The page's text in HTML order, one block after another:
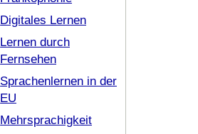
Digitales Lernen
Lernen durch
Fernsehen
Sprachenlernen in der
EU
Mehrsprachigkeit